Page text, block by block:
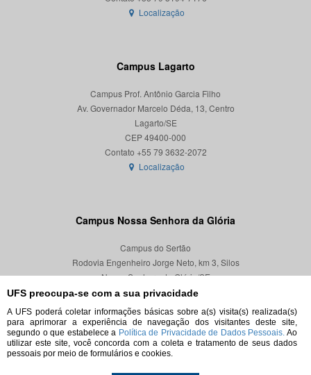
UFS preocupa-se com a sua privacidade
A UFS poderá coletar informações básicas sobre a(s) visita(s) realizada(s)
para aprimorar a experiência de navegação dos visitantes deste site,
segundo o que estabelece a Política de Privacidade de Dados Pessoais. Ao
utilizar este site, você concorda com a coleta e tratamento de seus dados
pessoais por meio de formulários e cookies.
Localização
Campus Lagarto
Campus Prof. Antônio Garcia Filho
Av. Governador Marcelo Déda, 13, Centro
Lagarto/SE
CEP 49400-000
Localização
Campus Nossa Senhora da Glória
Campus do Sertão
Rodovia Engenheiro Jorge Neto, km 3, Silos
Nossa Senhora da Glória/SE
CEP 49680-000
Localização